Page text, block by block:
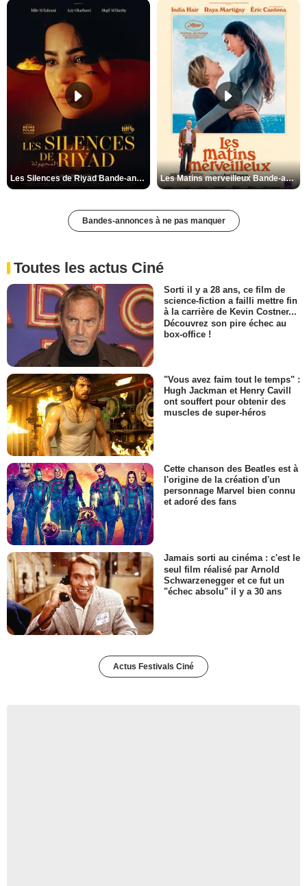
Les Silences de Riyad Bande-annonce VO STFR Les Matins merveilleux Bande-annonce VF
Bandes-annonces à ne pas manquer
Toutes les actus Ciné
Sorti il y a 28 ans, ce film de
science-fiction a failli mettre fin
à la carrière de Kevin Costner...
Découvrez son pire échec au
box-office !
"Vous avez faim tout le temps" :
Hugh Jackman et Henry Cavill
ont souffert pour obtenir des
muscles de super-héros
Cette chanson des Beatles est à
l'origine de la création d'un
personnage Marvel bien connu
et adoré des fans
Jamais sorti au cinéma : c'est le
seul film réalisé par Arnold
Schwarzenegger et ce fut un
"échec absolu" il y a 30 ans
Actus Festivals Ciné